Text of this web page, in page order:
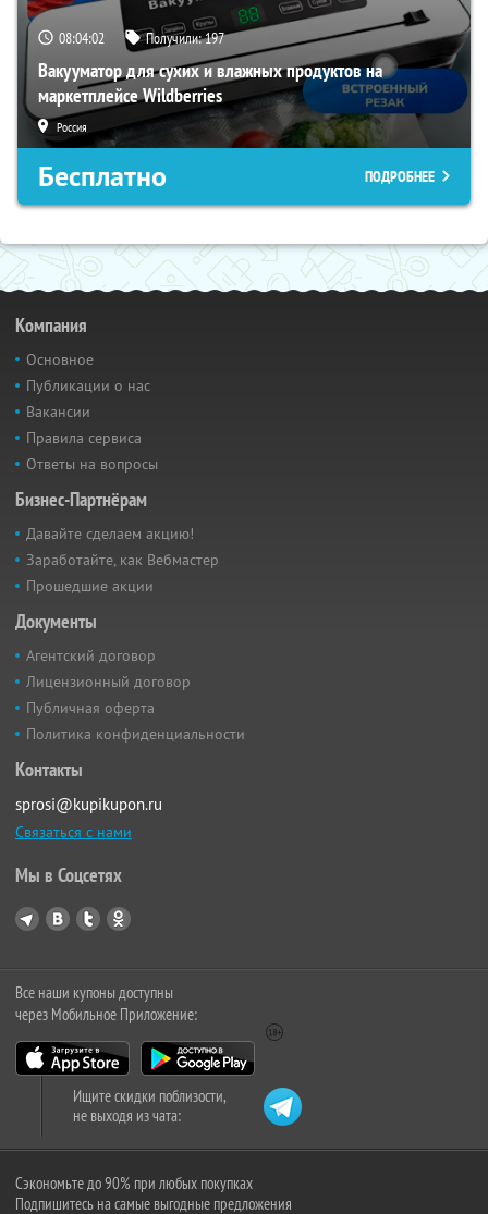
08:04:02 Получили:197
Вакууматор для сухих и влажных продуктов на
маркетплейсе Wildberries
Россия
Бесплатно ПОДРОБНЕЕ
Компания
Основное
Публикации о нас
Вакансии
Правила сервиса
Ответы на вопросы
Бизнес-Партнёрам
Давайте сделаем акцию!
Заработайте, как Вебмастер
Прошедшие акции
Документы
Агентский договор
Лицензионный договор
Публичная оферта
Политика конфиденциальности
Контакты
sprosi@kupikupon.ru
Связаться с нами
Мы в Соцсетях
Все наши купоны доступны
через Мобильное Приложение:
Ищите скидки поблизости,
не выходя из чата:
Сэкономьте до 90% при любых покупках
Подпишитесь на самые выгодные предложения